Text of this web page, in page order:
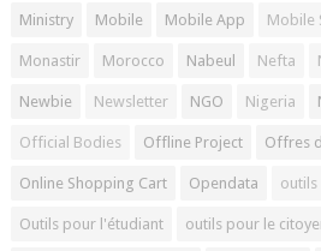
Ministry Mobile Mobile App Mobile
Monastir Morocco Nabeul Nefta
Newbie Newsletter NGO Nigeria
Official Bodies Offline Project Offres
Online Shopping Cart Opendata outils
Outils pour l'étudiant outils pour le